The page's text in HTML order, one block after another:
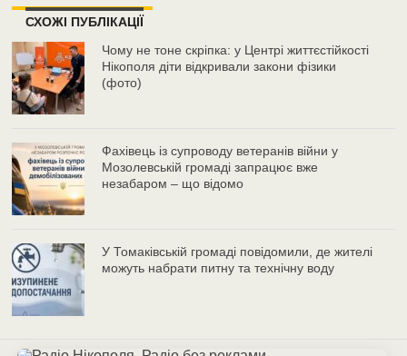
СХОЖІ ПУБЛІКАЦІЇ
Чому не тоне скріпка: у Центрі життєстійкості
Нікополя діти відкривали закони фізики
(фото)
Фахівець із супроводу ветеранів війни у
Мозолевській громаді запрацює вже
незабаром – що відомо
У Томаківській громаді повідомили, де жителі
можуть набрати питну та технічну воду